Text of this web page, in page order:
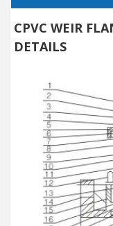
CPVC WEIR
DETAILS